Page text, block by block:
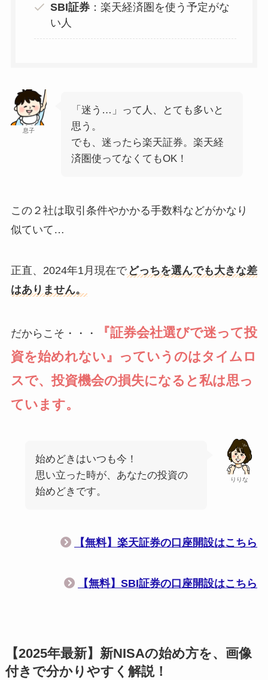
SBI証券 ：楽天経済圏を使う予定がな
い人
息子
「迷う…」って人、とても多いと
思う。
でも、迷ったら楽天証券。楽天経
済圏使ってなくてもOK！
この２社は取引条件やかかる手数料などがかなり
似ていて…
正直、2024年1月現在で どっちを選んでも大きな差
はありません。
だからこそ・・・
『証券会社選びで迷って投
資を始めれない』っていうのはタイムロ
スで、投資機会の損失になると私は思っ
ています。
りりな
始めどきはいつも今！
思い立った時が、あなたの投資の
始めどきです。
【無料】楽天証券の口座開設はこちら
【無料】SBI証券の口座開設はこちら
【2025年最新】新NISAの始め方を、画像
付きで分かりやすく解説！